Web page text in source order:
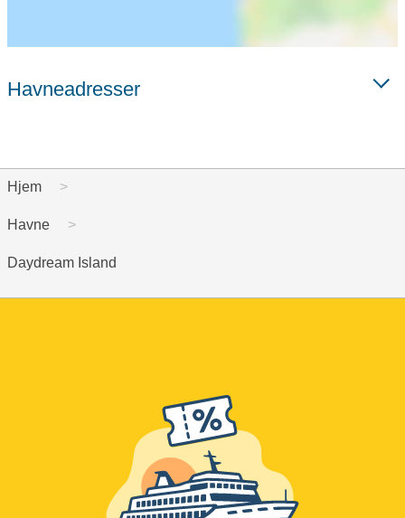
Havneadresser
Hjem
Havne
Daydream Island